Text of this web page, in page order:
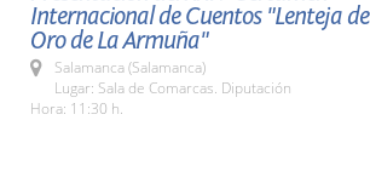
Internacional de Cuentos "Lenteja de
Oro de La Armuña"
Salamanca (Salamanca)
Lugar: Sala de Comarcas. Diputación
Hora: 11:30 h.